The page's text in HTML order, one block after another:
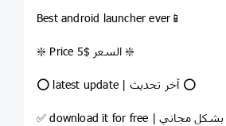
Best android launcher ever📱
❇️ Price 5$ السعر ❇️
⭕️ latest update | آخر تحديث ⭕️